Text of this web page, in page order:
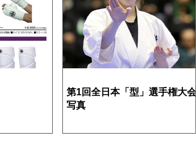
第1回全日本「型」選手権大会
写真